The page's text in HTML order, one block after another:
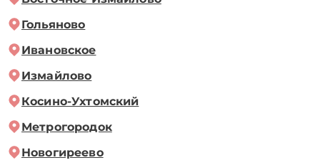
Гольяново
Ивановское
Измайлово
Косино-Ухтомский
Метрогородок
Новогиреево